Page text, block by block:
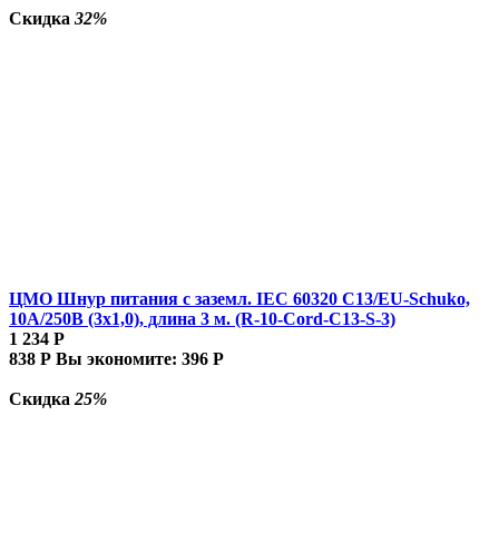
Скидка 32%
ЦМО Шнур питания с заземл. IEC 60320 C13/EU-Schuko,
10А/250В (3x1,0), длина 3 м. (R-10-Cord-C13-S-3)
1 234 Р
838 Р Вы экономите: 396 Р
Скидка 25%